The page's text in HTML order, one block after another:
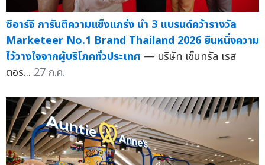
ซีอาร์จี การันตีความแข็งแกร่ง นำ 3 แบรนด์คว้ารางวัล
Marketeer No.1 Brand Thailand 2026 ยืนหนึ่งความ
ไว้วางใจจากผู้บริโภคทั่วประเทศ — บริษัท เซ็นทรัล เรส
ตอร... 27 ก.ค.